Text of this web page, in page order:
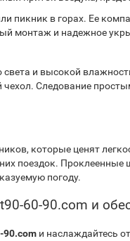
пикник в горах. Ее
монтаж и надежное
и высокой
Следование
которые ценят
поездок.
погоду.
60-90.com и
90.com и наслаждайтесь